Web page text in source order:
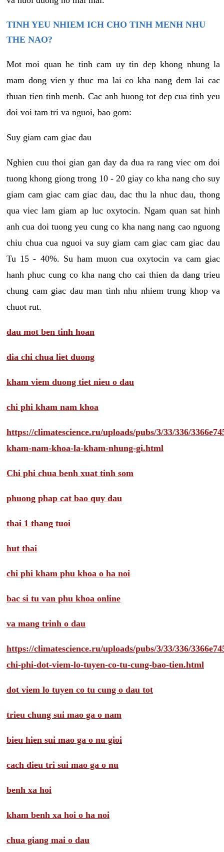
TINH YEU NHIEM ICH CHO TINH MENH NHU
THE NAO?
Mot moi quan he tinh cam uy tin dep khong nhung la
mam dong vien y thuc ma lai co kha nang dem lai cac
thuan tien tinh menh. Cac anh huong tot dep cua tinh yeu
doi voi tam tri va nguoi, bao gom:
Suy giam cam giac dau
Nghien cuu thoi gian gan day da dua ra rang viec om doi
tuong khong giong trong 10 - 20 giay co kha nang cho suy
giam cam giac cam giac dau, dac thu la nhuc dau, thong
qua viec lam giam ap luc oxytocin. Ngam quan sat hinh
anh cua doi tuong yeu cung co kha nang nang cao nguong
chiu chua cua nguoi va suy giam cam giac cam giac dau
Tu 15 - 40%. Su ham muon cua oxytocin va cam giac
hanh phuc cung co kha nang cho cai thien da dang trieu
chung cam giac dau man tinh nhu nhiem trung khop va
chuot rut.
dau mot ben tinh hoan
dia chi chua liet duong
kham viem duong tiet nieu o dau
chi phi kham nam khoa
https://climatescience.ru/uploads/pubs/3/33/336/
kham-nam-khoa-la-kham-nhung-gi.html
Chi phi chua benh xuat tinh som
phuong phap cat bao quy dau
thai 1 thang tuoi
hut thai
chi phi kham phu khoa o ha noi
bac si tu van phu khoa online
va mang trinh o dau
https://climatescience.ru/uploads/pubs/3/33/336/
chi-phi-dot-viem-lo-tuyen-co-tu-cung-bao-tien.html
dot viem lo tuyen co tu cung o dau tot
trieu chung sui mao ga o nam
bieu hien sui mao ga o nu gioi
cach dieu tri sui mao ga o nu
benh xa hoi
kham benh xa hoi o ha noi
chua giang mai o dau